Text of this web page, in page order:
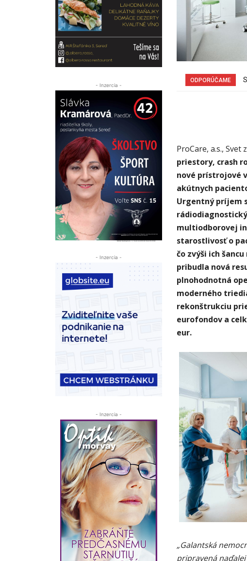
- Inzercia -
- Inzercia -
- Inzercia -
ODPORÚČAME
ProCare, a.s., Svet
priestory, crash
nové prístrojové
akútnych
Urgentný príjem
multiodborovej
starostlivosť o
čo zvýši ich
pribudla nová
plnohodnotná
moderného
rekonštrukciu
eurofondov a
eur.
„Galantská
pripravená